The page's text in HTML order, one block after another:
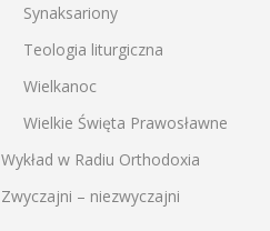
Synaksariony
Teologia liturgiczna
Wielkanoc
Wielkie Święta Prawosławne
Wykład w Radiu Orthodoxia
Zwyczajni – niezwyczajni